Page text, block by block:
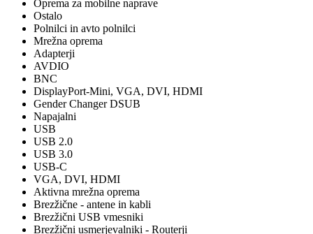
Oprema za mobilne naprave
Ostalo
Polnilci in avto polnilci
Mrežna oprema
Adapterji
AVDIO
BNC
DisplayPort-Mini, VGA, DVI, HDMI
Gender Changer DSUB
Napajalni
USB
USB 2.0
USB 3.0
USB-C
VGA, DVI, HDMI
Aktivna mrežna oprema
Brezžične - antene in kabli
Brezžični USB vmesniki
Brezžični usmerjevalniki - Routerji